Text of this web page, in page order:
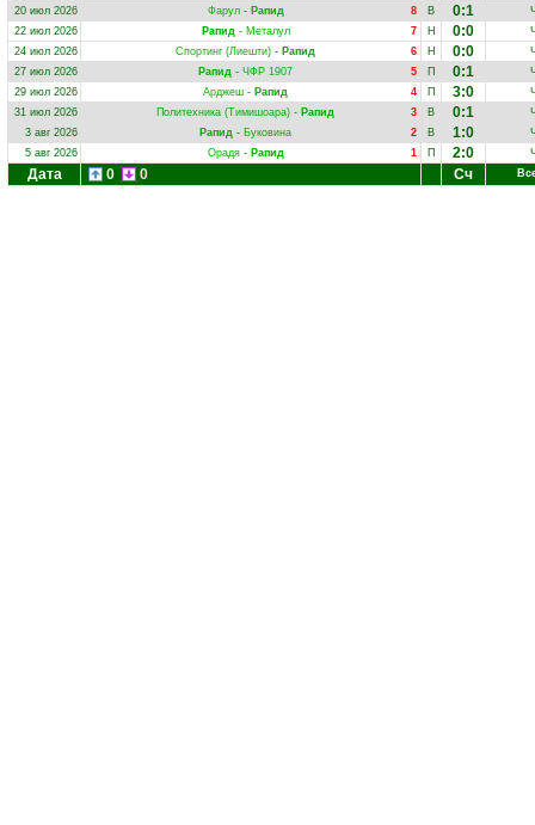
20 июл 2026
8
Фарул- Рапид В 0:1
22 июл 2026
7
Рапид- Металул Н 0:0
24 июл 2026
6
Спортинг (Лиешти) - Рапид Н 0:0
27 июл 2026
5
Рапид - ЧФР 1907 П 0:1
29 июл 2026
4
Арджеш - Рапид П 3:0
31 июл 2026
3
Политехника (Тимишоара) - Рапид В 0:1
3 авг 2026
2
Рапид - Буковина В 1:0
5 авг 2026
1
Орадя- Рапид П 2:0
Дата 0 0 Сч